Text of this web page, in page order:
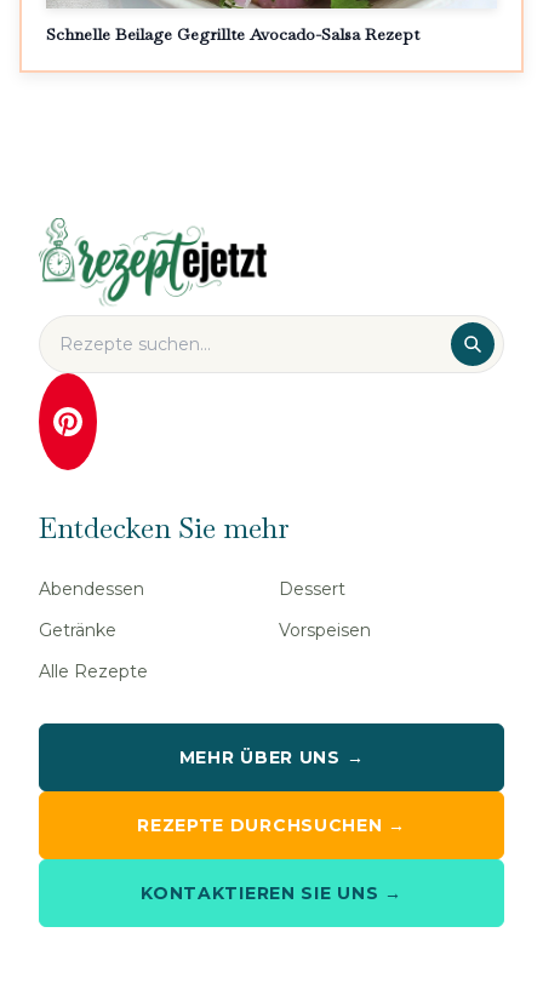
Schnelle Beilage Gegrillte Avocado-Salsa Rezept
Entdecken Sie mehr
Abendessen
Dessert
Getränke
Vorspeisen
Alle Rezepte
MEHR ÜBER UNS →
REZEPTE DURCHSUCHEN →
KONTAKTIEREN SIE UNS →